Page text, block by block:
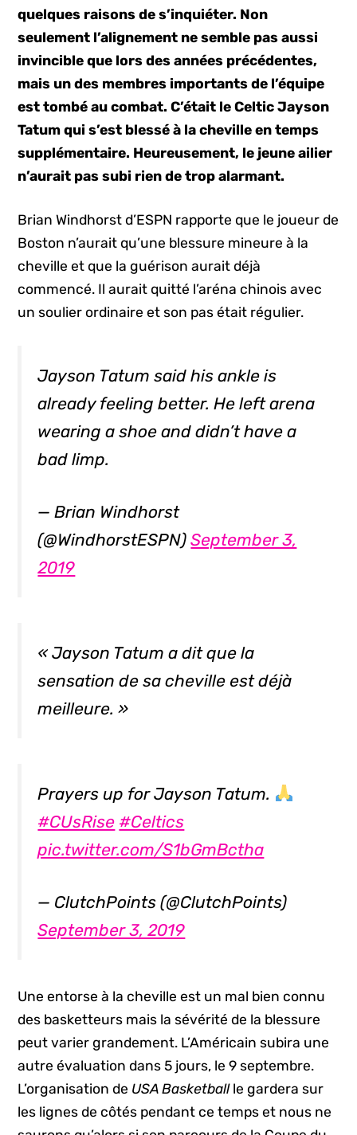
quelques raisons de s’inquiéter. Non
seulement l’alignement ne semble pas aussi
invincible que lors des années précédentes,
mais un des membres importants de l’équipe
est tombé au combat. C’était le Celtic Jayson
Tatum qui s’est blessé à la cheville en temps
supplémentaire. Heureusement, le jeune ailier
n’aurait pas subi rien de trop alarmant.
Brian Windhorst d’ESPN rapporte que le joueur de
Boston n’aurait qu’une blessure mineure à la
cheville et que la guérison aurait déjà
commencé. Il aurait quitté l’aréna chinois avec
un soulier ordinaire et son pas était régulier.
Jayson Tatum said his ankle is
already feeling better. He left arena
wearing a shoe and didn’t have a
bad limp.
— Brian Windhorst
(@WindhorstESPN)September 3,
2019
« Jayson Tatum a dit que la
sensation de sa cheville est déjà
meilleure. »
Prayers up for Jayson Tatum.
#CUsRise #Celtics
pic.twitter.com/S1bGmBctha
— ClutchPoints (@ClutchPoints)
September 3, 2019
Une entorse à la cheville est un mal bien connu
des basketteurs mais la sévérité de la blessure
peut varier grandement. L’Américain subira une
autre évaluation dans 5 jours, le 9 septembre.
L’organisation de USA Basketballle gardera sur
les lignes de côtés pendant ce temps et nous ne